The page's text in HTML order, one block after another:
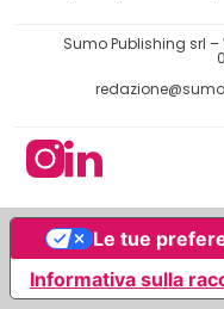
Sumo Publishing srl –
Informativa sulla
Le tue